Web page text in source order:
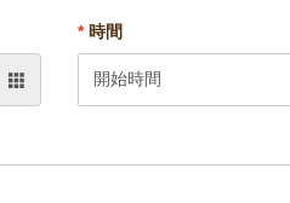
*時間